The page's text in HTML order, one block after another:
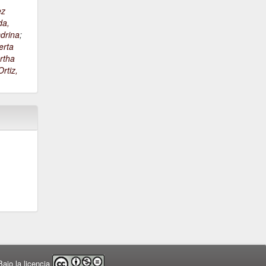
;
la licencia